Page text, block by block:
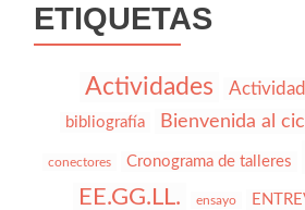
ETIQUETAS
Actividades
bibliografía Bienvenida al
conectores Cronograma de talleres
EE.GG.LL. ensayo